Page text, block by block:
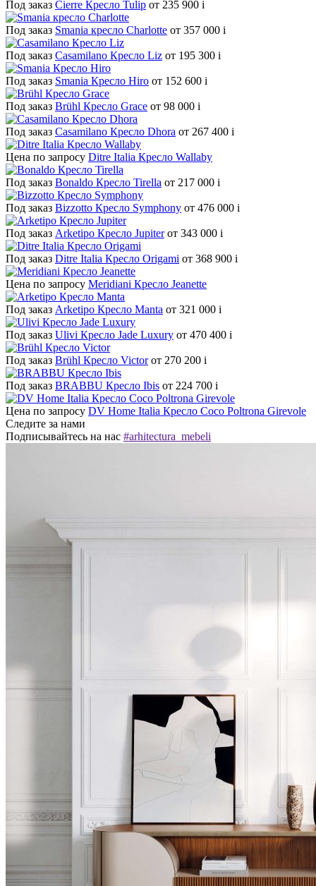
Под заказ Cierre Кресло Tulip от 235 900 i
Под заказ Smania кресло Charlotte от 357 000 i
Под заказ Casamilano Кресло Liz от 195 300 i
Под заказ Smania Кресло Hiro от 152 600 i
Под заказ Brühl Кресло Grace от 98 000 i
Под заказ Casamilano Кресло Dhora от 267 400 i
Цена по запросу Ditre Italia Кресло Wallaby
Под заказ Bonaldo Кресло Tirella от 217 000 i
Под заказ Bizzotto Кресло Symphony от 476 000 i
Под заказ Arketipo Кресло Jupiter от 343 000 i
Под заказ Ditre Italia Кресло Origami от 368 900 i
Цена по запросу Meridiani Кресло Jeanette
Под заказ Arketipo Кресло Manta от 321 000 i
Под заказ Ulivi Кресло Jade Luxury от 470 400 i
Под заказ Brühl Кресло Victor от 270 200 i
Под заказ BRABBU Кресло Ibis от 224 700 i
Цена по запросу DV Home Italia Кресло Сoco Poltrona Girevole
Следите за нами
Подписывайтесь на нас #arhitectura_mebeli